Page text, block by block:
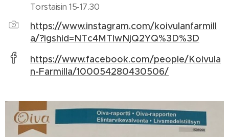
Torstaisin 15-17.30
https://www.instagram.com/koivulanfarmill
a/?igshid=NTc4MTIwNjQ2YQ%3D%3D
https://www.facebook.com/people/Koivula
n-Farmilla/100054280430506/